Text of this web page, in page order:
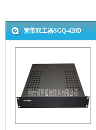
宽带双工器SGQ-420D